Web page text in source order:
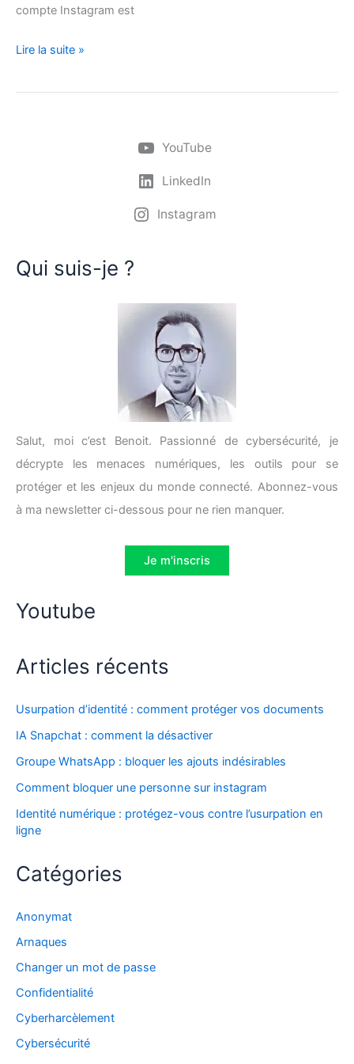
compte Instagram est
Lire la suite »
YouTube
LinkedIn
Instagram
Qui suis-je ?
Salut, moi c’est Benoit. Passionné de cybersécurité, je
décrypte les menaces numériques, les outils pour se
protéger et les enjeux du monde connecté. Abonnez-vous
à ma newsletter ci-dessous pour ne rien manquer.
Je m'inscris
Youtube
Articles récents
Usurpation d’identité : comment protéger vos documents
IA Snapchat : comment la désactiver
Groupe WhatsApp : bloquer les ajouts indésirables
Comment bloquer une personne sur instagram
Identité numérique : protégez-vous contre l’usurpation en
ligne
Catégories
Anonymat
Arnaques
Changer un mot de passe
Confidentialité
Cyberharcèlement
Cybersécurité